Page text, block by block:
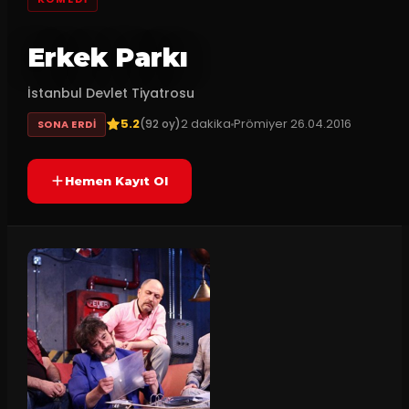
Erkek Parkı
İstanbul Devlet Tiyatrosu
SONA ERDI 5.2(92 oy)2 dakikaPrömiyer 26.04.2016
Hemen Kayıt Ol